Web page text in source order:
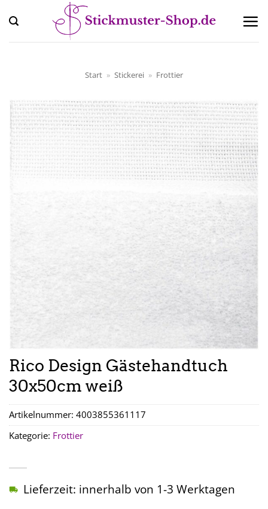
Inhalt
springen
Start » Stickerei » Frottier
Rico Design Gästehandtuch
30x50cm weiß
Lieferzeit: innerhalb von 1-3 Werktagen
Artikelnummer: 4003855361117
Kategorie: Frottier